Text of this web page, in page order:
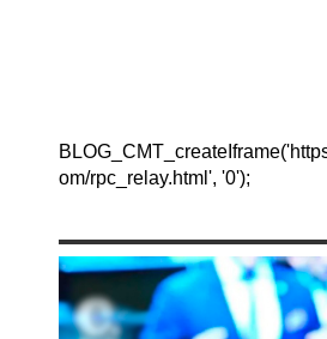
om/rpc_relay.html', '0');